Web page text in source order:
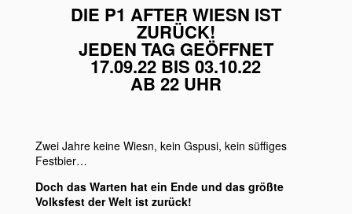
DIE P1 AFTER WIESN IST
ZURÜCK!
JEDEN TAG GEÖFFNET
17.09.22 BIS 03.10.22
AB 22 UHR
Zwei Jahre keine Wiesn, kein Gspusi, kein süffiges
Festbier…
Doch das Warten hat ein Ende und das größte
Volksfest der Welt ist zurück!